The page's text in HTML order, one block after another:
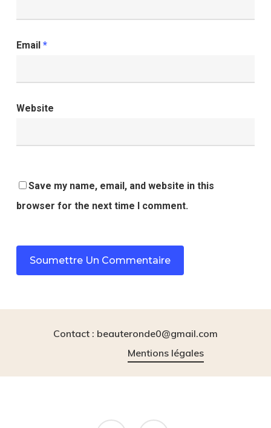
Email *
Website
Save my name, email, and website in this
browser for the next time I comment.
Contact : beauteronde0@gmail.com
Mentions légales
instagram tiktok